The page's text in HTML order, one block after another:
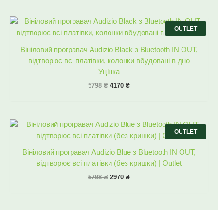
Вініловий програвач Audizio Black з Bluetooth IN OUT,
відтворює всі платівки, колонки вбудовані в дно
Уцінка
5798₴
Оригінальна
5798 ₴.
4170 ₴
Поточна
ціна:
4170 ₴.
OUTLET
Вініловий програвач Audizio Blue з Bluetooth IN OUT,
відтворює всі платівки (без кришки) | Outlet
5798₴
Оригінальна
5798 ₴.
2970 ₴
Поточна
2970 ₴.
OUTLET